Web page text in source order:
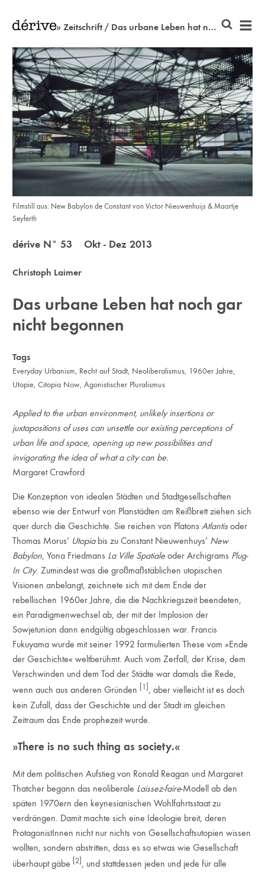
» Zeitschrift / Das urbane Leben hat noch gar nicht begonnen
Filmstill aus: New Babylon de Constant von Victor Nieuwenhuijs & Maartje
Seyferth
dérive N° 53 Okt - Dez 2013
Christoph Laimer
Das urbane Leben hat noch gar
nicht begonnen
Tags
Everyday Urbanism, Recht auf Stadt, Neoliberalismus, 1960er Jahre,
Utopie,Citopia Now,Agonistischer Pluralismus
Applied to the urban environment, unlikely insertions or
juxtapositions of uses can unsettle our existing perceptions of
urban life and space, opening up new possibilities and
invigorating the idea of what a city can be.
Margaret Crawford
Die Konzeption von idealen Städten und Stadtgesellschaften
ebenso wie der Entwurf von Planstädten am Reißbrett ziehen sich
quer durch die Geschichte. Sie reichen von PlatonsAtlantis oder
Thomas Morus’ Utopiabis zu Constant Nieuwenhuys’ New
Babylon, Yona Friedmans La Ville Spatiale oder Archigrams Plug-
In City. Zumindest was die großmaßstäblichen utopischen
Visionen anbelangt, zeichnete sich mit dem Ende der
rebellischen 1960er Jahre, die die Nachkriegszeit beendeten,
ein Paradigmenwechsel ab, der mit der Implosion der
Sowjetunion dann endgültig abgeschlossen war. Francis
Fukuyama wurde mit seiner 1992 formulierten These vom »Ende
der Geschichte« weltberühmt. Auch vom Zerfall, der Krise, dem
Verschwinden und dem Tod der Städte war damals die Rede,
wenn auch aus anderen Gründen
[1] , aber vielleicht ist es doch
kein Zufall, dass der Geschichte und der Stadt im gleichen
Zeitraum das Ende prophezeit wurde.
»There is no such thing as society.«
Mit dem politischen Aufstieg von Ronald Reagan und Margaret
Thatcher begann das neoliberale Laissez-faire-Modell ab den
späten 1970ern den keynesianischen Wohlfahrtsstaat zu
verdrängen. Damit machte sich eine Ideologie breit, deren
ProtagonistInnen nicht nur nichts von Gesellschaftsutopien wissen
wollten, sondern abstritten, dass es so etwas wie Gesellschaft
überhaupt gäbe
[2] , und stattdessen jeden und jede für alle